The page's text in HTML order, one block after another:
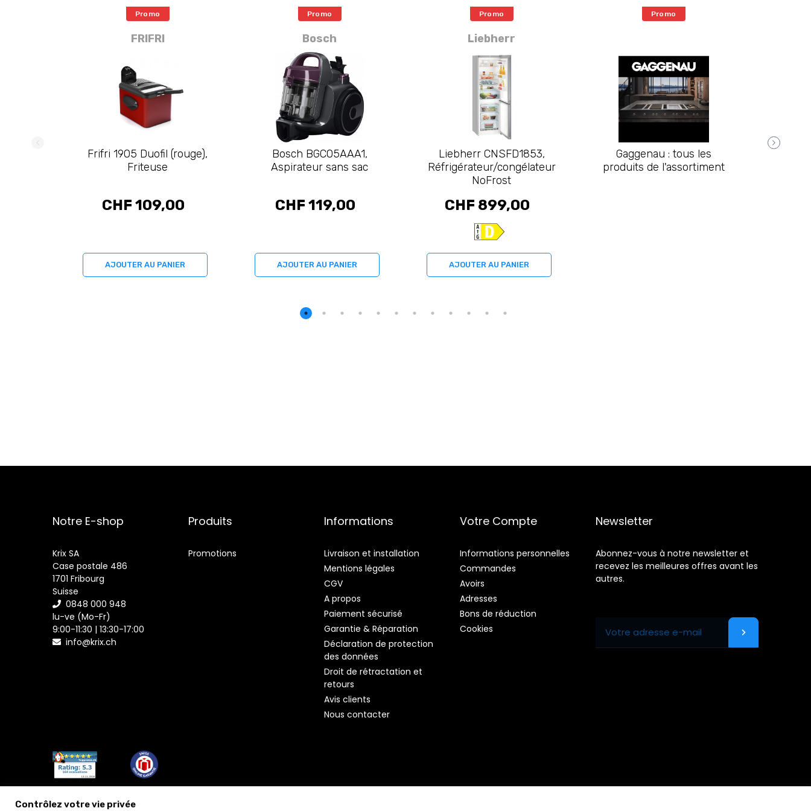
Promo
FRIFRI
Frifri 1905 Duofil (rouge),
Friteuse
CHF 109,00
AJOUTER AU PANIER
Promo
Bosch
Bosch BGC05AAA1,
Aspirateur sans sac
CHF 119,00
AJOUTER AU PANIER
Promo
Liebherr
Liebherr CNSFD1853,
Réfrigérateur/congélateur
NoFrost
CHF 899,00
AJOUTER AU PANIER
Promo
Gaggenau : tous les
produits de l'assortiment
Notre E-shop
Krix SA
Case postale 486
1701 Fribourg
Suisse
0848 000 948
lu-ve (Mo-Fr)
9:00-11:30 | 13:30-17:00
info@krix.ch
Produits
Promotions
Informations
Livraison et installation
Mentions légales
CGV
A propos
Paiement sécurisé
Garantie & Réparation
Déclaration de protection
des données
Droit de rétractation et
retours
Avis clients
Nous contacter
Votre Compte
Informations personnelles
Commandes
Avoirs
Adresses
Bons de réduction
Cookies
Newsletter
Abonnez-vous à notre newsletter et
recevez les meilleures offres avant les
autres.
Contrôlez votre vie privée